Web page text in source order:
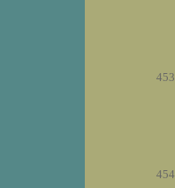
453
454